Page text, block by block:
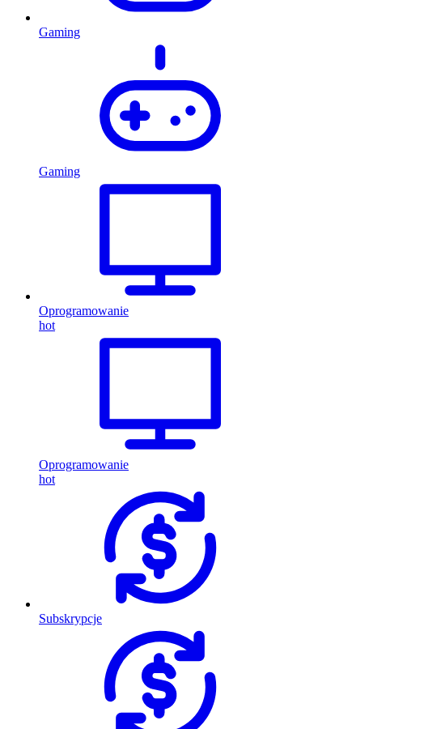
Gaming
Gaming
Oprogramowanie
hot
Oprogramowanie
hot
Subskrypcje